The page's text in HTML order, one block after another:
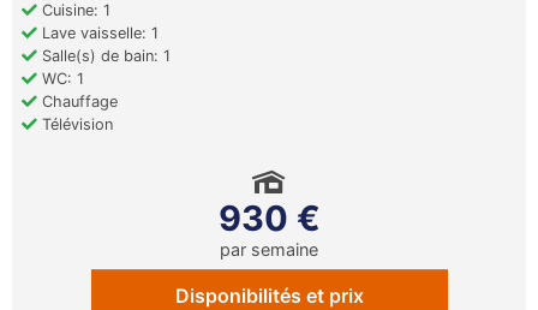
Cuisine: 1
Lave vaisselle: 1
Salle(s) de bain: 1
WC: 1
Chauffage
Télévision
930 €
par semaine
Disponibilités et prix